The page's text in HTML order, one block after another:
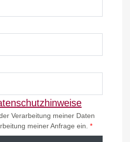
Verarbeitung meiner Daten
meiner Anfrage ein. *